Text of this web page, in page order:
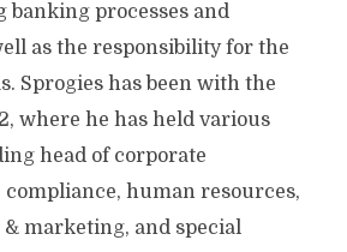
processes and
as the responsibility for the
Sprogies has been with the
where he has held various
head of corporate
compliance, human resources,
marketing, and special